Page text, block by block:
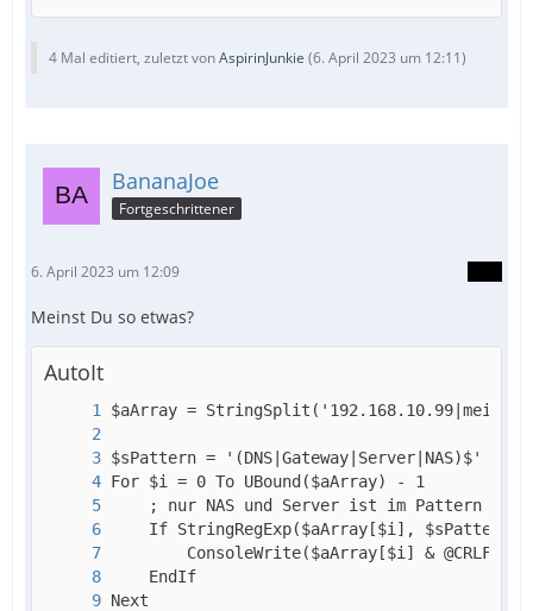
4 Mal editiert, zuletzt vonAspirinJunkie (6. April 2023 um 12:11)
BananaJoe
Fortgeschrittener
6. April 2023 um 12:09
Meinst Du so etwas?
AutoIt
Next